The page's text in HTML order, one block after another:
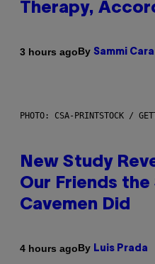
Therapy,
3 hours agoBy Sammi
PHOTO: CSA-PRINTSTOCK /
New Study
Our Friends the
Cavemen Did
4 hours agoBy Luis Prada